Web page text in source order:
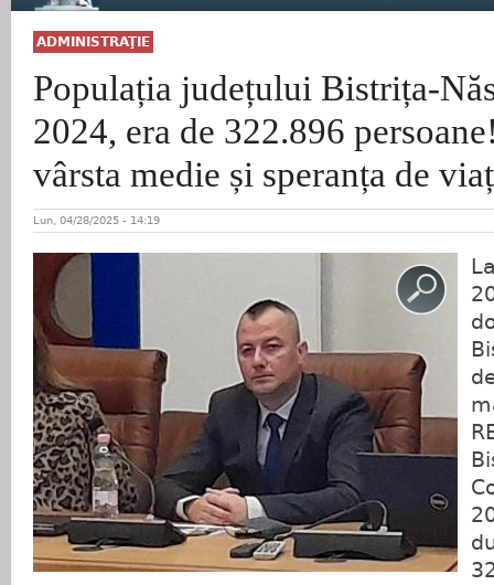
ADMINISTRAŢIE
Populația județului Bistrița-
2024, era de 322.896
vârsta medie și speranța de
Lun, 04/28/2025 - 14:19